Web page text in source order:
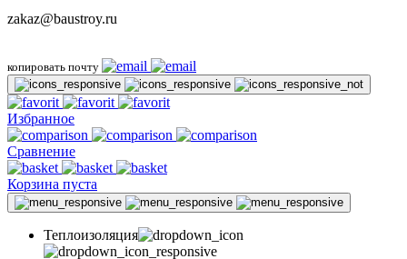
zakaz@baustroy.ru
копировать почту
Избранное
Сравнение
Корзина пуста
Теплоизоляция